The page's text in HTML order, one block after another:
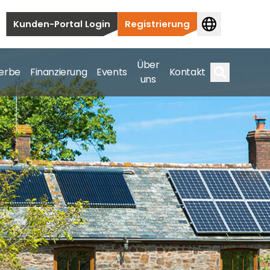
Kunden-Portal Login Registrierung
Finanzierung Events
Über
uns
Kontakt
Suche
bis hin zu kommerziellen und
Spektrum ab.
hin zu kommerziellen und versorgungstechnischen